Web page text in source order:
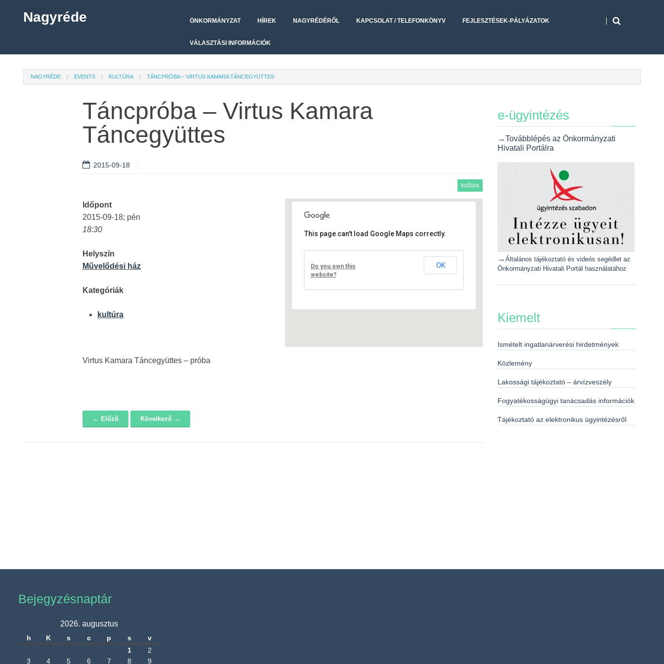
Nagyréde ÖNKORMÁNYZAT HÍREK NAGYRÉDÉRŐL KAPCSOLAT / TELEFONKÖNYV FEJLESZTÉSEK-PÁLYÁZATOK
VÁLASZTÁSI INFORMÁCIÓK
NAGYRÉDE EVENTS KULTÚRA TÁNCPRÓBA – VIRTUS KAMARA TÁNCEGYÜTTES
Táncpróba – Virtus Kamara
Táncegyüttes
2015-09-18
kultúra
Művelődési ház
Fő út 8 - Nagyréde
Események
This page can't load Google Maps correctly.
Do you own this
website?
OK
Időpont
2015-09-18; pén
18:30
Helyszín
Művelődési ház
Kategóriák
kultúra
Virtus Kamara Táncegyüttes – próba
← Előző Következő →
e-ügyintézés
→Továbblépés az Önkormányzati
Hivatali Portálra
→ Általános tájékoztató és videós segédlet az
Önkormányzati Hivatali Portál használatához
Kiemelt
Ismételt ingatlanárverési hirdetmények
Közlemény
Lakossági tájékoztató – árvízveszély
Fogyatékosságügyi tanácsadás információk
Tájékoztató az elektronikus ügyintézésről
Bejegyzésnaptár
2026. augusztus
h K s c p s
v
1
2
3
4 5 6 7 8 9